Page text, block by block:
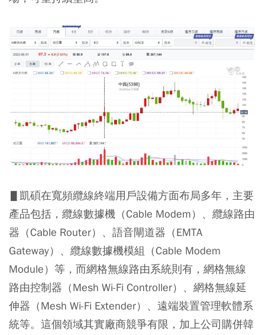
▋凱碩在寬頻纜線終端用戶設備方面布局多年，主要
產品包括，纜線數據機（Cable Modem）、纜線路由
器（Cable Router）、語音閘道器（EMTA
Gateway）、纜線數據機模組（Cable Modem
Module）等，而網格無線路由系統則有，網格無線
路由控制器（Mesh Wi-Fi Controller）、網格無線延
伸器（Mesh Wi-Fi Extender）、遠端裝置管理軟體系
統等。這個領域其實廠商競爭有限，加上公司購併韓